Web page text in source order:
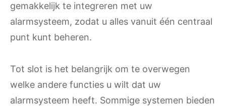
gemakkelijk te integreren met uw
alarmsysteem, zodat u alles vanuit één centraal
punt kunt beheren.
Tot slot is het belangrijk om te overwegen
welke andere functies u wilt dat uw
alarmsysteem heeft. Sommige systemen bieden